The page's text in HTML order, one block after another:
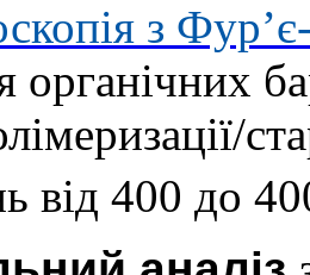
з
органічних
від 400 до